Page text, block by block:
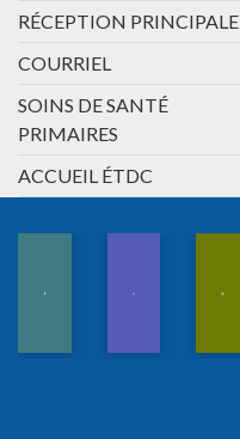
RÉCEPTION PRINCIPALE
COURRIEL
SOINS DE SANTÉ
PRIMAIRES
ACCUEIL ÉTDC